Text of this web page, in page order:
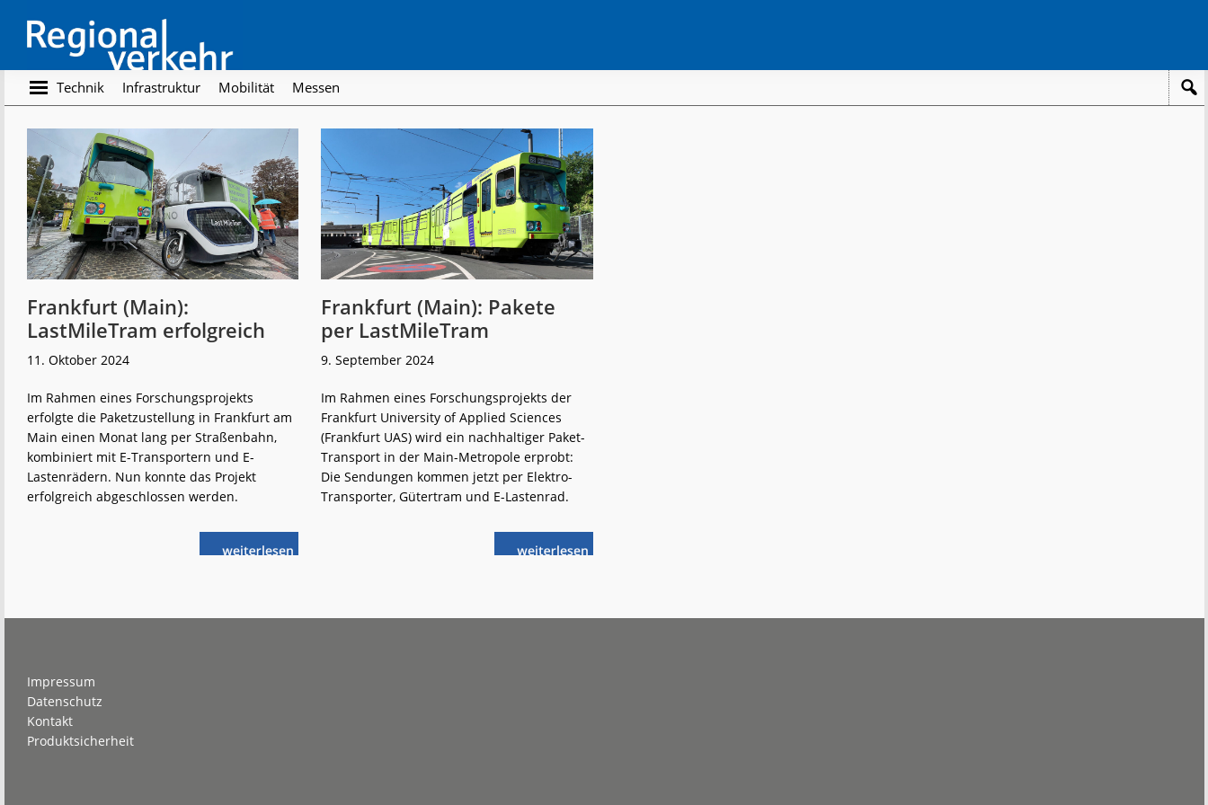
main
content
footer
Regionalverkehr
Die
Fachzeitschrift
Öffentlichen
Personennahverkehr
Technik Infrastruktur Mobilität Messen
Frankfurt (Main):
LastMileTram erfolgreich
11. Oktober 2024
Im Rahmen eines Forschungsprojekts
erfolgte die Paketzustellung in Frankfurt am
Main einen Monat lang per Straßenbahn,
kombiniert mit E-Transportern und E-
Lastenrädern. Nun konnte das Projekt
erfolgreich abgeschlossen werden.
weiterlese
nFrankfurt
Frankfurt (Main): Pakete
per LastMileTram
9. September 2024
Im Rahmen eines Forschungsprojekts der
Frankfurt University of Applied Sciences
(Frankfurt UAS) wird ein nachhaltiger Paket-
Transport in der Main-Metropole erprobt:
Die Sendungen kommen jetzt per Elektro-
Transporter, Gütertram und E-Lastenrad.
weiterlese
nFrankfurt
Impressum
Datenschutz
Kontakt
Produktsicherheit